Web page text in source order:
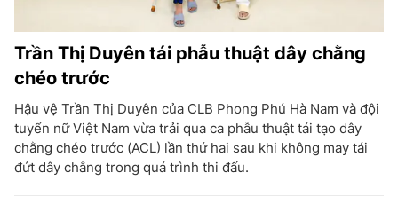
Trần Thị Duyên tái phẫu thuật dây chằng
chéo trước
Hậu vệ Trần Thị Duyên của CLB Phong Phú Hà Nam và đội
tuyển nữ Việt Nam vừa trải qua ca phẫu thuật tái tạo dây
chằng chéo trước (ACL) lần thứ hai sau khi không may tái
đứt dây chằng trong quá trình thi đấu.